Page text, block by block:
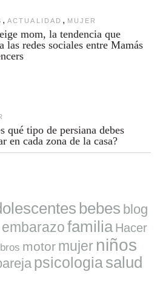
, ACTUALIDAD , MUJER
mom, la tendencia que
las redes sociales entre Mamás
qué tipo de persiana debes
en cada zona de la casa?
bebes blog
embarazofamilia Hacer
motor mujer niños
psicologiasalud